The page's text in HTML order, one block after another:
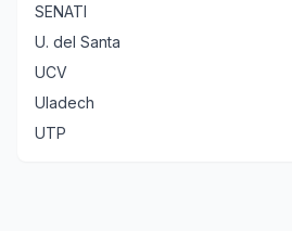
SENATI
U. del Santa
UCV
Uladech
UTP